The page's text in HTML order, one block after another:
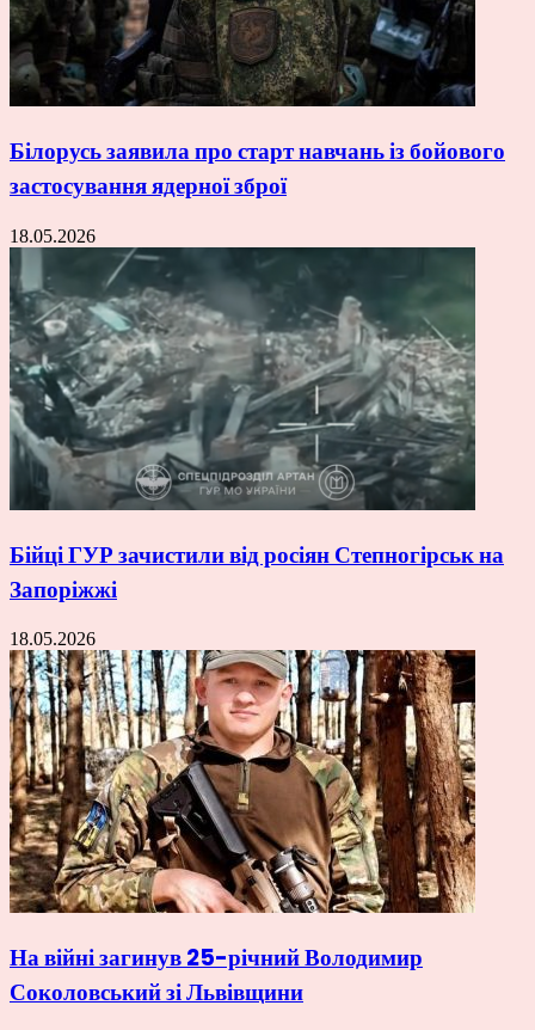
Білорусь заявила про старт навчань із бойового
застосування ядерної зброї
18.05.2026
Бійці ГУР зачистили від росіян Степногірськ на
Запоріжжі
18.05.2026
На війні загинув 25-річний Володимир
Соколовський зі Львівщини